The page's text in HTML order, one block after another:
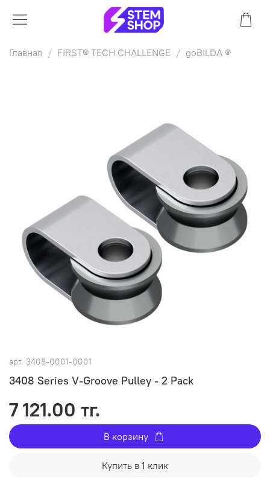
Главная FIRST® TECH CHALLENGE goBILDA ®
арт. 3408-0001-0001
3408 Series V-Groove Pulley - 2 Pack
7 121.00 тг.
В корзину
Купить в 1 клик